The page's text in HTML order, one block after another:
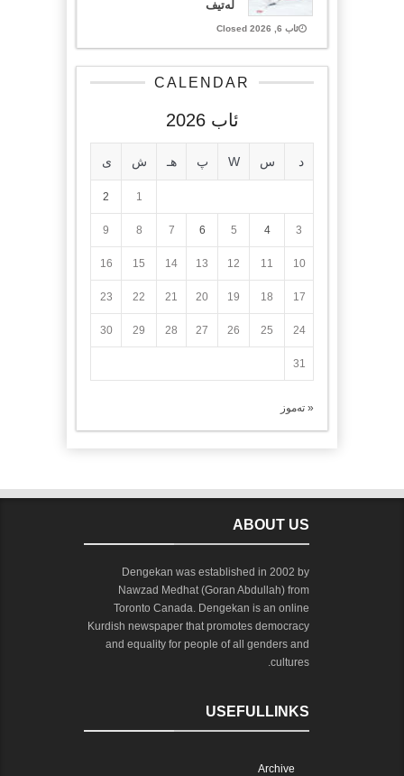
لەتیف
ئاب 6, 2026 Closed
CALENDAR
ئاب 2026
د س W پ هـ ش ی
1
2
3
4
5
6
7
8
9
10
11
12
13
14
15
16
17
18
19
20
21
22
23
24
25
26
27
28
29
30
31
« تەموز
ABOUT US
Dengekan was established in 2002 by
Nawzad Medhat (Goran Abdullah) from
Toronto Canada. Dengekan is an online
Kurdish newspaper that promotes democracy
and equality for people of all genders and
cultures.
USEFULLINKS
Archive